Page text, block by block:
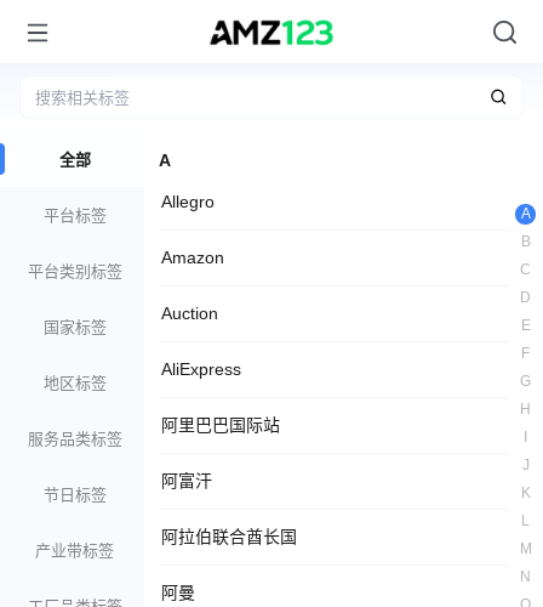
全部
平台标签
平台类别标签
国家标签
地区标签
服务品类标签
节日标签
产业带标签
A
Allegro
Amazon
Auction
AliExpress
阿里巴巴国际站
阿富汗
阿拉伯联合酋长国
阿曼
A
B
C
D
E
F
G
H
J
K
L
M
N